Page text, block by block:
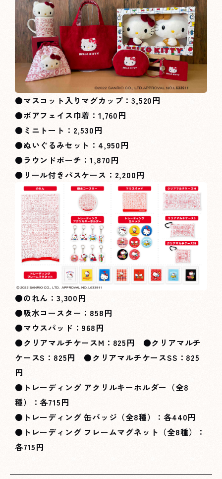
●マスコット入りマグカップ：3,520円
●ボアフェイス巾着：1,760円
●ミニトート：2,530円
●ぬいぐるみセット：4,950円
●ラウンドポーチ：1,870円
●リール付きパスケース：2,200円
●のれん：3,300円
●吸水コースター：858円
●マウスパッド：968円
●クリアマルチケースM：825円 ●クリアマルチ
ケースS：825円 ●クリアマルチケースSS：825
円
●トレーディング アクリルキーホルダー（全8
種）：各715円
●トレーディング 缶バッジ（全8種）：各440円
●トレーディング フレームマグネット（全8種）：
各715円